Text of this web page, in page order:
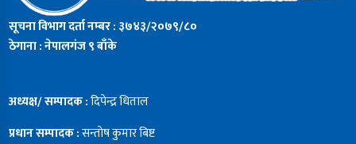
सूचना विभाग दर्ता नम्बर : ३७४३/२०७९/८०
ठेगाना : नेपालगंज ९ बाँके
अध्यक्ष/ सम्पादक :दिपेन्द्र धिताल
प्रधान सम्पादक :सन्ताेष कुमार बिष्ट